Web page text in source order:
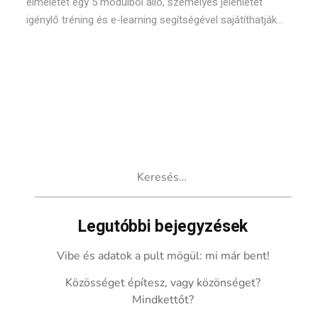
igénylő tréning és e-learning segítségével sajátíthatják...
Legutóbbi bejegyzések
Vibe és adatok a pult mögül: mi már bent!
Közösséget építesz, vagy közönséget?
Mindkettőt?